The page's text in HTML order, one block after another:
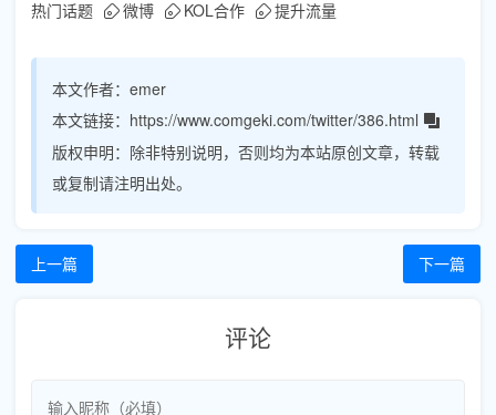
热门话题
微博 KOL合作 提升流量
本文作者： emer
本文链接： https://www.comgeki.com/twitter/386.html
版权申明： 除非特别说明，否则均为本站原创文章，转载
或复制请注明出处。
上一篇 下一篇
评论